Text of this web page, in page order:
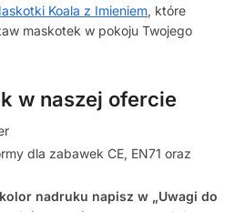
Koala z Imieniem, które
maskotek w pokoju Twojego
w naszej ofercie
dla zabawek CE, EN71 oraz
nadruku napisz w „Uwagi do